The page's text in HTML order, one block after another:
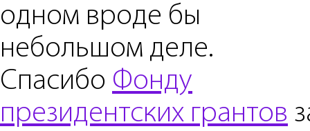
одном вроде бы
небольшом деле.
Спасибо Фонду
президентских грантов